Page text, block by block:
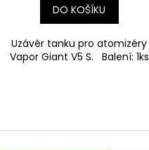
DO KOŠÍKU
Uzávěr tanku pro atomizéry
Vapor Giant V5 S. Balení: 1ks